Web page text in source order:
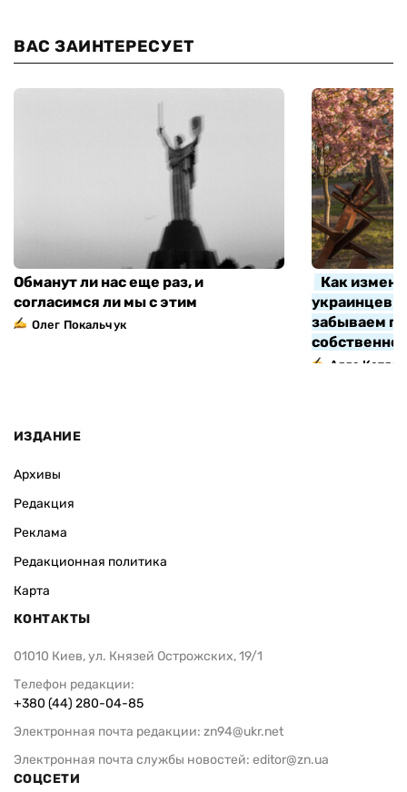
ВАС ЗАИНТЕРЕСУЕТ
Обманут ли нас еще раз, и
согласимся ли мы с этим
Олег Покальчук
Как
украинцев
забываем
Алла Котляр
ИЗДАНИЕ
Архивы
Редакция
Реклама
Редакционная политика
Карта
КОНТАКТЫ
01010 Киев, ул. Князей Острожских, 19/1
Телефон редакции:
+380 (44) 280-04-85
Электронная почта редакции: zn94@ukr.net
Электронная почта службы новостей: editor@zn.ua
СОЦСЕТИ